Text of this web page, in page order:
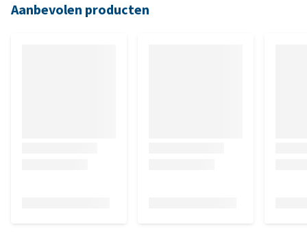
Aanbevolen producten